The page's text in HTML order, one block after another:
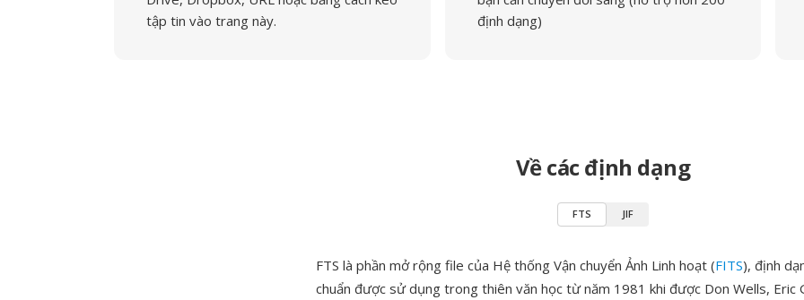
tập tin vào trang này.
định dạng)
Về các định dạng
FTS JIF
FTS là phần mở rộng file của Hệ thống Vận chuyển Ảnh Linh hoạt (FITS), định
chuẩn được sử dụng trong thiên văn học từ năm 1981 khi được Don Wells, Eric